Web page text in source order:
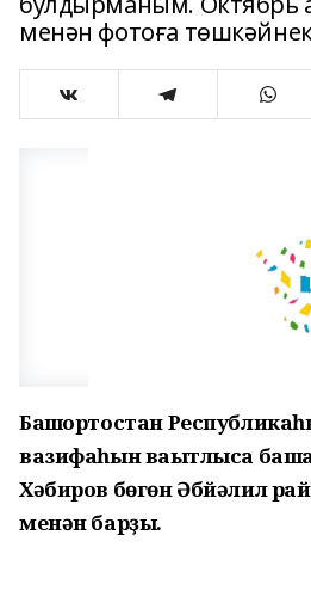
менән фотоға
Башҡортостан
вазифаһын ваҡытлыса
Хәбиров бөгөн Әбйәлил
менән барҙы.